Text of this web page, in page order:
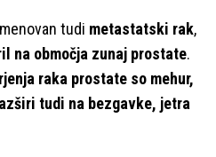
tudi metastatski rak,
na območja zunaj prostate.
raka prostate so mehur,
tudi na bezgavke, jetra